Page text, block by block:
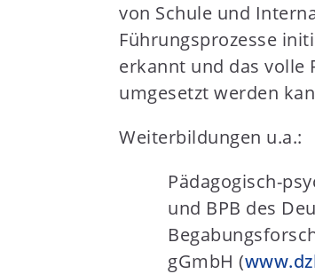
von Schule und
Führungsprozesse
erkannt und das volle
umgesetzt werden
Weiterbildungen u.a.:
Pädagogisch-
und BPB des
gGmbH (